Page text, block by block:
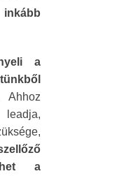
a
Ahhoz
a